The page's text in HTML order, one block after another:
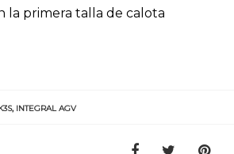
la primera talla de calota
, INTEGRAL AGV